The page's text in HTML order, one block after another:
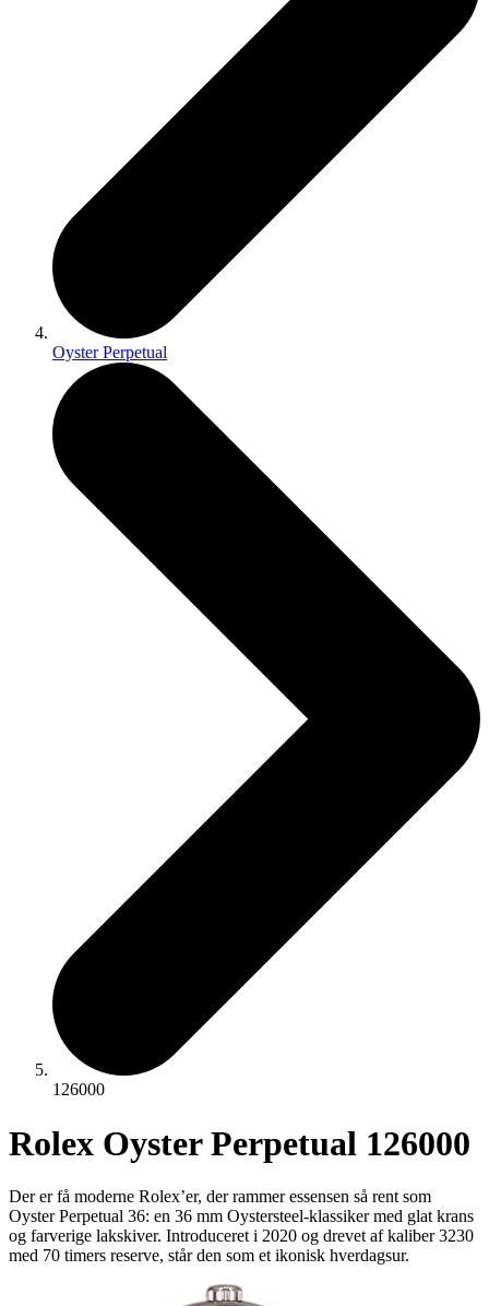
Oyster Perpetual
126000
Rolex Oyster Perpetual 126000
Der er få moderne Rolex’er, der rammer essensen så rent som
Oyster Perpetual 36: en 36 mm Oystersteel-klassiker med glat krans
og farverige lakskiver. Introduceret i 2020 og drevet af kaliber 3230
med 70 timers reserve, står den som et ikonisk hverdagsur.